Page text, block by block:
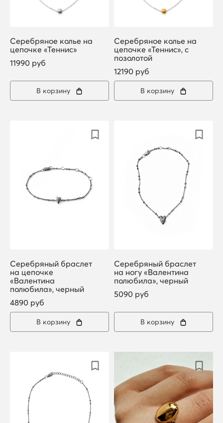
Серебряное колье на
цепочке «Теннис»
11990 руб
В корзину
Серебряное колье на
цепочке «Теннис», с
позолотой
12190 руб
В корзину
Серебряный браслет
на цепочке
«Валентина
полюбила», черный
4890 руб
В корзину
Серебряный браслет
на ногу «Валентина
полюбила», черный
5090 руб
В корзину